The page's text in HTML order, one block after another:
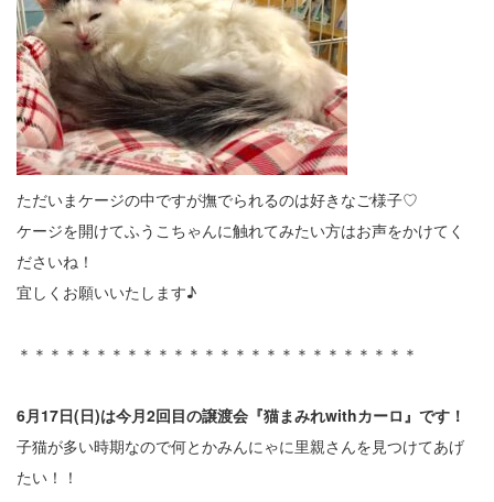
ただいまケージの中ですが撫でられるのは好きなご様子♡
ケージを開けてふうこちゃんに触れてみたい方はお声をかけてく
ださいね！
宜しくお願いいたします♪
＊＊＊＊＊＊＊＊＊＊＊＊＊＊＊＊＊＊＊＊＊＊＊＊＊＊
6月17日(日)は今月2回目の譲渡会『猫まみれwithカーロ』です！
子猫が多い時期なので何とかみんにゃに里親さんを見つけてあげ
たい！！